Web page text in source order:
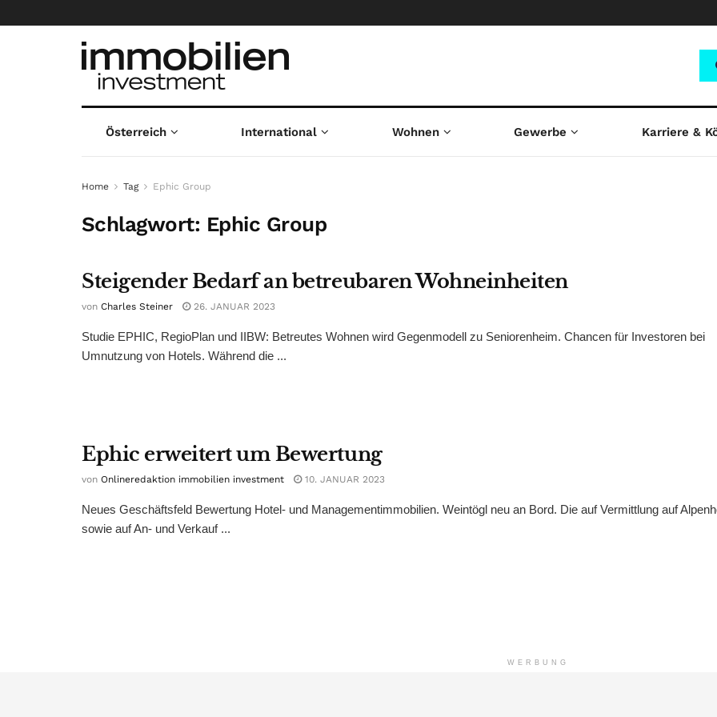
Österreich International Wohnen Gewerbe Karriere &
Home Tag Ephic Group
Schlagwort: Ephic Group
Steigender Bedarf an betreubaren Wohneinheiten
von Charles Steiner 26. JANUAR 2023
Studie EPHIC, RegioPlan und IIBW: Betreutes Wohnen wird Gegenmodell zu Seniorenheim. Chancen für Investoren bei
Umnutzung von Hotels. Während die ...
Ephic erweitert um Bewertung
von Onlineredaktion immobilien investment 10. JANUAR 2023
Neues Geschäftsfeld Bewertung Hotel- und Managementimmobilien. Weintögl neu an Bord. Die auf Vermittlung auf
sowie auf An- und Verkauf ...
WERBUNG